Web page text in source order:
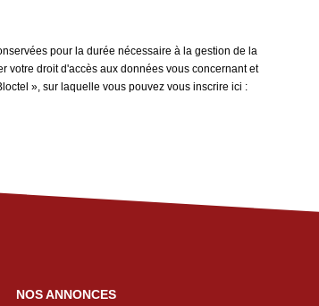
pour la durée nécessaire à la gestion de la
votre droit d'accès aux données vous concernant et
», sur laquelle vous pouvez vous inscrire ici :
NOS ANNONCES